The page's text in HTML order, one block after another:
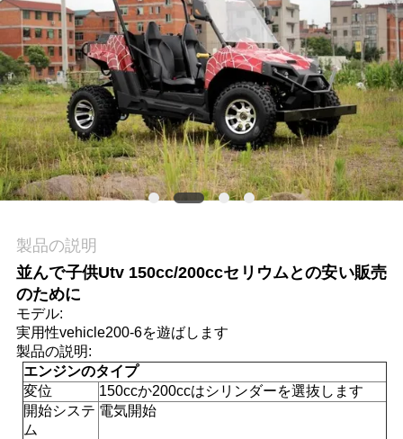
管
理
私
達
に
絡
し
な
さ
い
製品の説明
並んで子供Utv 150cc/200ccセリウムとの安い販売
のために
モデル:
実用性vehicle200-6を遊ばします
製品の説明:
エンジンのタイプ
変位
150ccか200ccはシリンダーを選抜します
開始システ
ム
電気開始